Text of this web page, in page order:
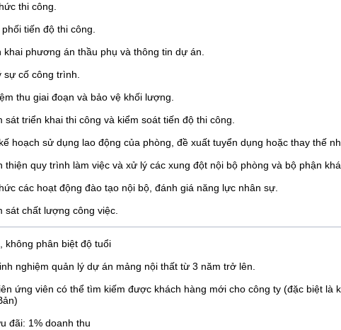
thi công.
tiến độ thi công.
khai phương án thầu phụ và thông tin dự án.
sự cố công trình.
thu giai đoạn và bảo vệ khối lượng.
sát triển khai thi công và kiểm soát tiến độ thi công.
hoạch sử dụng lao động của phòng, đề xuất tuyển dụng hoặc thay thế
thiện quy trình làm việc và xử lý các xung đột nội bộ phòng và bộ phận
các hoạt động đào tạo nội bộ, đánh giá năng lực nhân sự.
sát chất lượng công việc.
không phân biệt độ tuổi
nghiệm quản lý dự án mảng nội thất từ 3 năm trở lên.
ứng viên có thể tìm kiếm được khách hàng mới cho công ty (đặc biệt là
đãi: 1% doanh thu